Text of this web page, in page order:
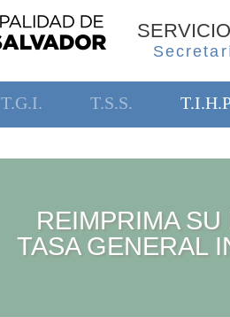
T.G.I. T.S.S.
REIMPRIMA SU
TASA GENERAL